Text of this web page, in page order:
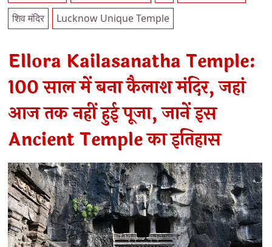
शिव मंदिर Lucknow Unique Temple
Ellora Kailasanatha Temple:
100 साल में बना कैलाश मंदिर, जहां
आज तक नहीं हुई पूजा, जानें इस
Ancient Temple का इतिहास